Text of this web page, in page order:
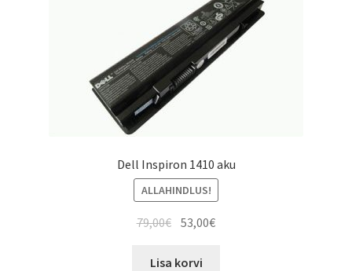
Dell Inspiron 1410 aku
ALLAHINDLUS!
79,00€ Algne
oli:
53,00€Current
Lisa korvi